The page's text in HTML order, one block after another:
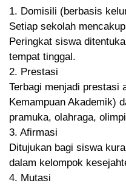
1. Domisili (berbasis
Setiap sekolah
Peringkat siswa
tempat tinggal.
2. Prestasi
Terbagi menjadi prestasi
Kemampuan Akademik)
pramuka, olahraga,
3. Afirmasi
Ditujukan bagi siswa
dalam kelompok
4. Mutasi